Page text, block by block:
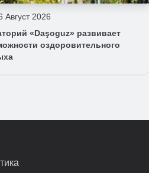
Август 2026
«Daşoguz» развивает
оздоровительного